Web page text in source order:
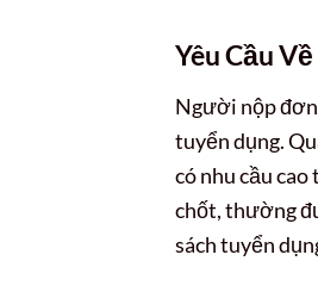
Yêu Cầu
Người nộp đơn
tuyển dụng.
có nhu cầu
chốt, thường
sách tuyển